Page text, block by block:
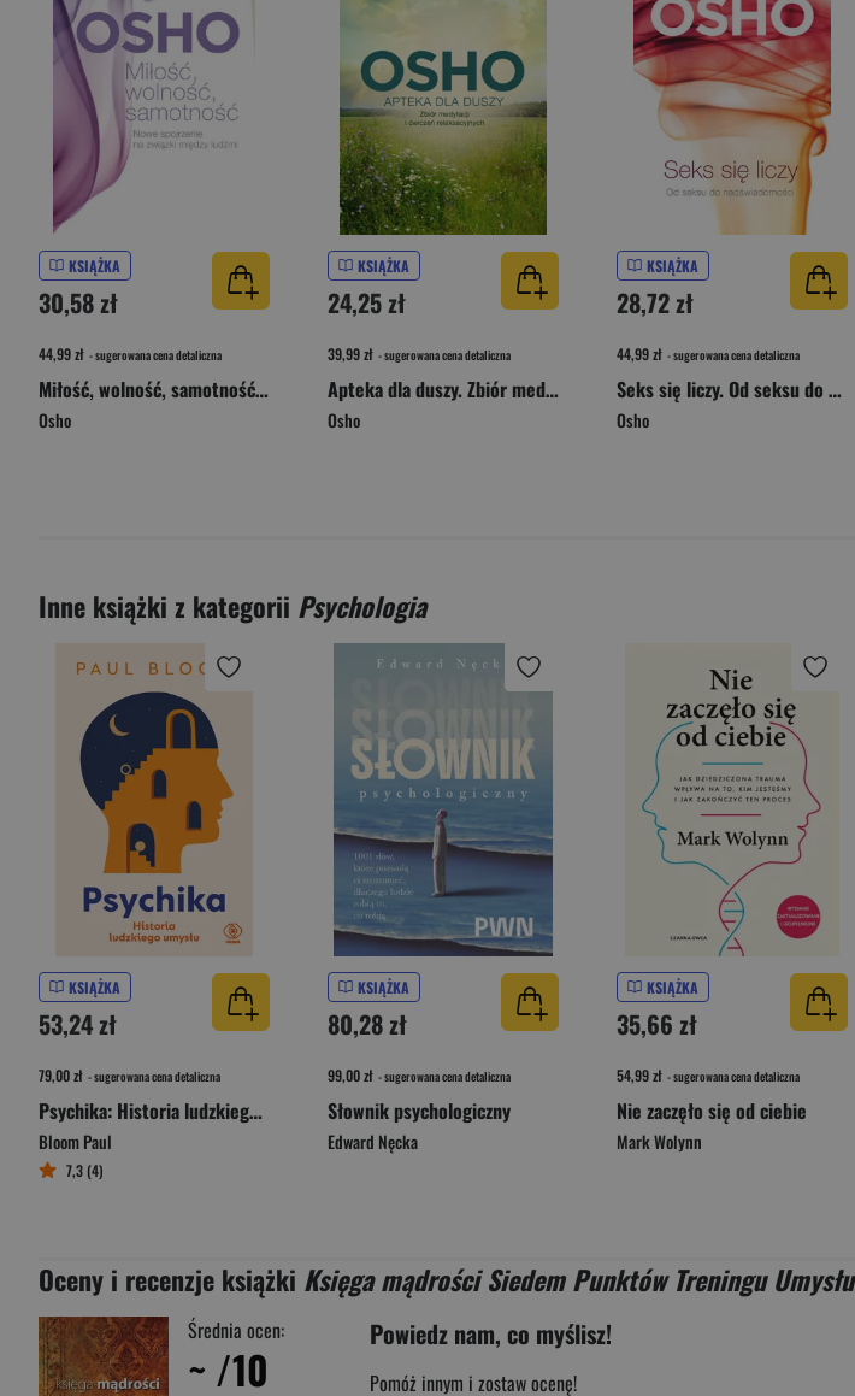
KSIĄŻKA
30,58 zł
44,99 zł - sugerowana cena detaliczna
Miłość, wolność, samotność. Nowe spojrzenie na związki między ludźmi wyd. 2025
Osho
KSIĄŻKA
24,25 zł
39,99 zł - sugerowana cena detaliczna
Apteka dla duszy. Zbiór medytacji i ćwiczeń relaksacyjnych. Biblioteka Osho
Osho
KSIĄŻKA
28,72 zł
44,99 zł - sugerowana cena detaliczna
Seks się liczy. Od seksu do nadświadomości wyd. 2024
Osho
Inne książki z kategorii Psychologia
KSIĄŻKA
53,24 zł
79,00 zł - sugerowana cena detaliczna
Psychika: Historia ludzkiego umysłu
Bloom Paul
7,3 (4)
KSIĄŻKA
80,28 zł
99,00 zł - sugerowana cena detaliczna
Słownik psychologiczny
Edward Nęcka
KSIĄŻKA
35,66 zł
54,99 zł - sugerowana cena detaliczna
Nie zaczęło się od ciebie
Mark Wolynn
Oceny i recenzje książki Księga mądrości Siedem Punktów Treningu Umysłu
Średnia ocen:
~ /10
Powiedz nam, co myślisz!
Pomóż innym i zostaw ocenę!